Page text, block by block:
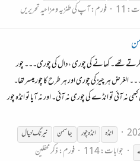
11 فورم:آپ کی طنزیہ و مزاحیہ تحریریں
کرتے تھے۔ کھانے کی چوری ،دال کی چوری۔۔۔ چور
الغرض ہر چیز کی چوری اور ہر طرح کا چور میسر تھا۔
نہ آئی تو انڈے کی چوری نہ آئی۔ اور نہ آیا تو انڈہ چور
انڈہ انڈہ چور جاسمن نیرنگخیال
جوابات: 114 فورم:ذکر محفلین